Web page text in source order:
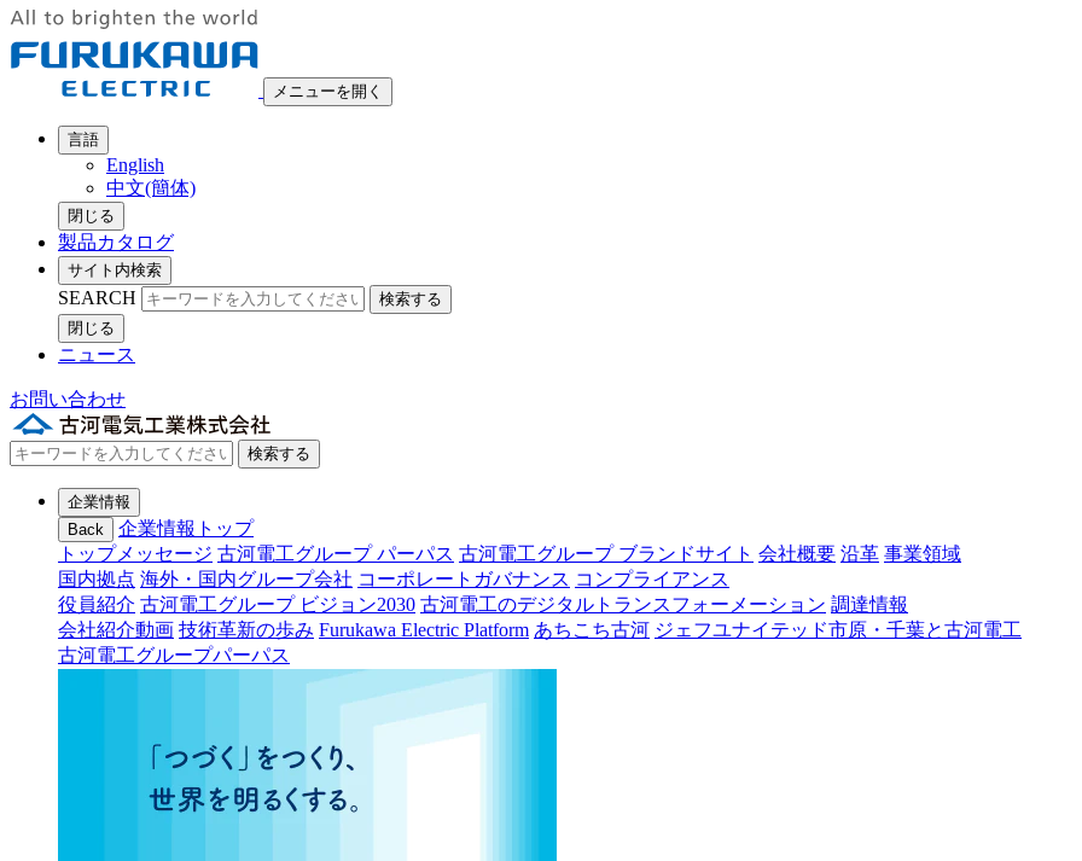
メニューを開く
言語
English
中文(簡体)
閉じる
製品カタログ
サイト内検索
SEARCH
検索する
閉じる
ニュース
お問い合わせ
検索する
企業情報
Back
企業情報トップ
トップメッセージ 古河電工グループ パーパス 古河電工グループ ブランドサイト 会社概要 沿革 事業領域
国内拠点 海外・国内グループ会社 コーポレートガバナンス コンプライアンス
役員紹介 古河電工グループ ビジョン2030 古河電工のデジタルトランスフォーメーション 調達情報
会社紹介動画 技術革新の歩み Furukawa Electric Platform あちこち古河 ジェフユナイテッド市原・千葉と古河電工
古河電工グループパーパス